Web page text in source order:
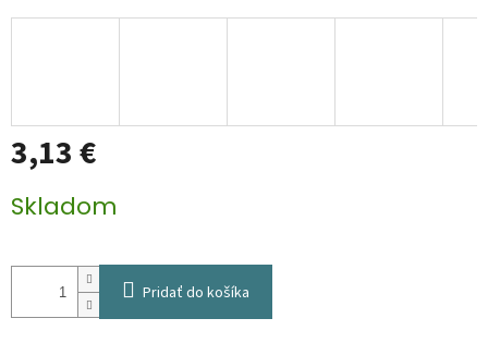
3,13 €
cena:
Skladom
Pridať do košíka